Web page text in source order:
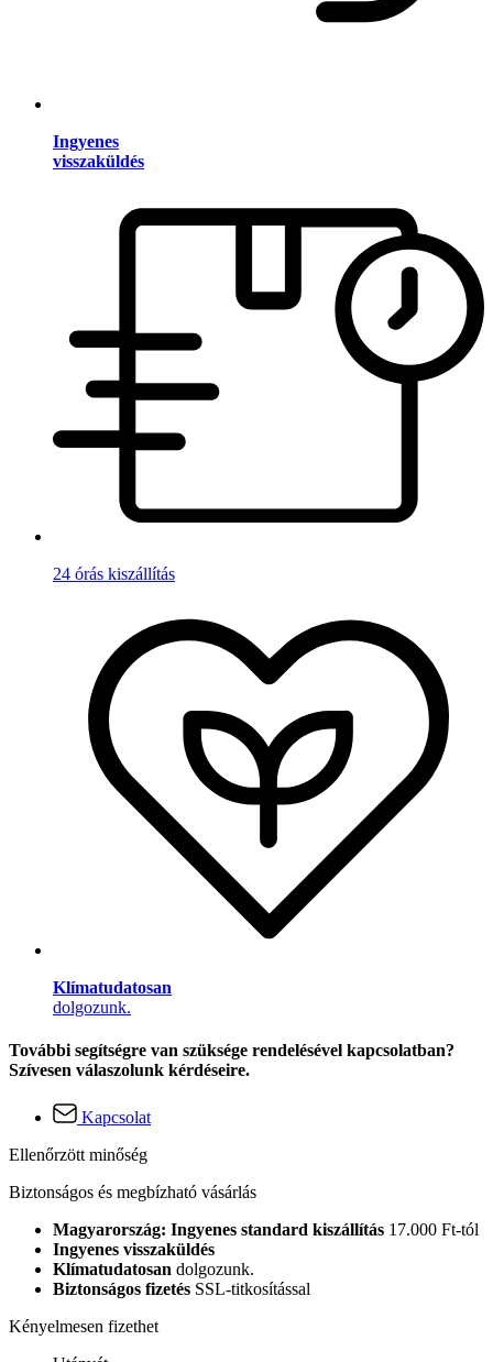
Ingyenes
visszaküldés
24 órás kiszállítás
Klímatudatosan
dolgozunk.
További segítségre van szüksége rendelésével kapcsolatban?
Szívesen válaszolunk kérdéseire.
Kapcsolat
Ellenőrzött minőség
Biztonságos és megbízható vásárlás
Magyarország: Ingyenes standard kiszállítás 17.000 Ft-tól
Ingyenes visszaküldés
Klímatudatosan dolgozunk.
Biztonságos fizetés SSL-titkosítással
Kényelmesen fizethet